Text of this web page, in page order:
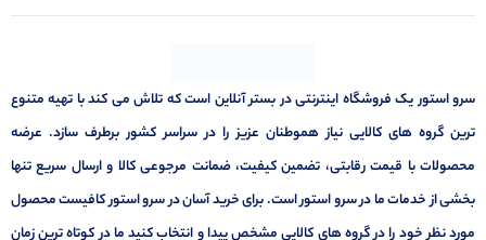
سرو استور یک فروشگاه اینترنتی در بستر آنلاین است که تلاش می کند با تهیه متنوع
ترین گروه های کالایی نیاز هموطنان عزیز را در سراسر کشور برطرف سازد. عرضه
محصولات با قیمت رقابتی، تضمین کیفیت، ضمانت مرجوعی کالا و ارسال سریع تنها
بخشی از خدمات ما در سرو استور است. برای خرید آسان در سرو استور کافیست محصول
مورد نظر خود را در گروه های کالایی مشخص پیدا و انتخاب کنید ما در کوتاه ترین زمان